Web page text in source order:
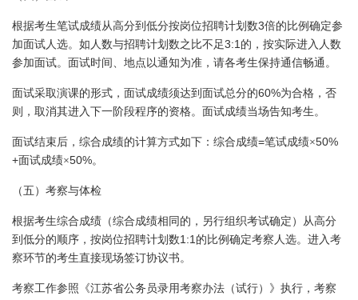
根据考生笔试成绩从高分到低分按岗位招聘计划数3倍的比例确定参
加面试人选。如人数与招聘计划数之比不足3:1 的，按实际进入人数
参加面试。面试时间、地点以通知为准，请各考生保持通信畅通。
面试采取演课的形式，面试成绩须达到面试总分的60%为合格，否
则，取消其进入下一阶段程序的资格。面试成绩当场告知考生。
面试结束后，综合成绩的计算方式如下：综合成绩=笔试成绩×50%
+面试成绩×50%。
（五）考察与体检
根据考生综合成绩（综合成绩相同的，另行组织考试确定）从高分
到低分的顺序，按岗位招聘计划数1:1 的比例确定考察人选。进入考
察环节的考生直接现场签订协议书。
考察工作参照《江苏省公务员录用考察办法（试行）》执行，考察